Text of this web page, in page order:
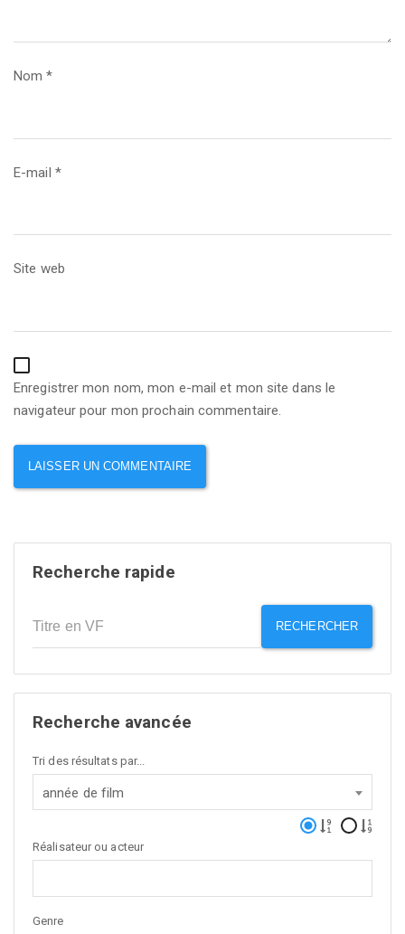
Nom*
E-mail *
Site web
Enregistrer mon nom, mon e-mail et mon site dans le
navigateur pour mon prochain commentaire.
Recherche rapide
RECHERCHER
Recherche avancée
Tri des résultats par...
année de film
Réalisateur ou acteur
Genre